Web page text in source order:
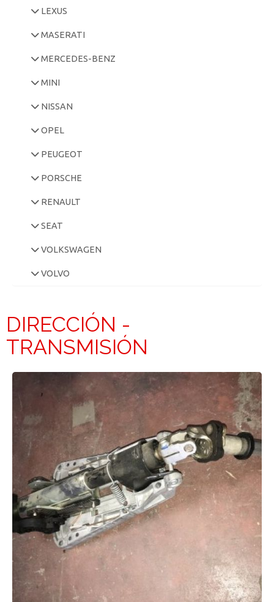
LEXUS
MASERATI
MERCEDES-BENZ
MINI
NISSAN
OPEL
PEUGEOT
PORSCHE
RENAULT
SEAT
VOLKSWAGEN
VOLVO
DIRECCIÓN -
TRANSMISIÓN